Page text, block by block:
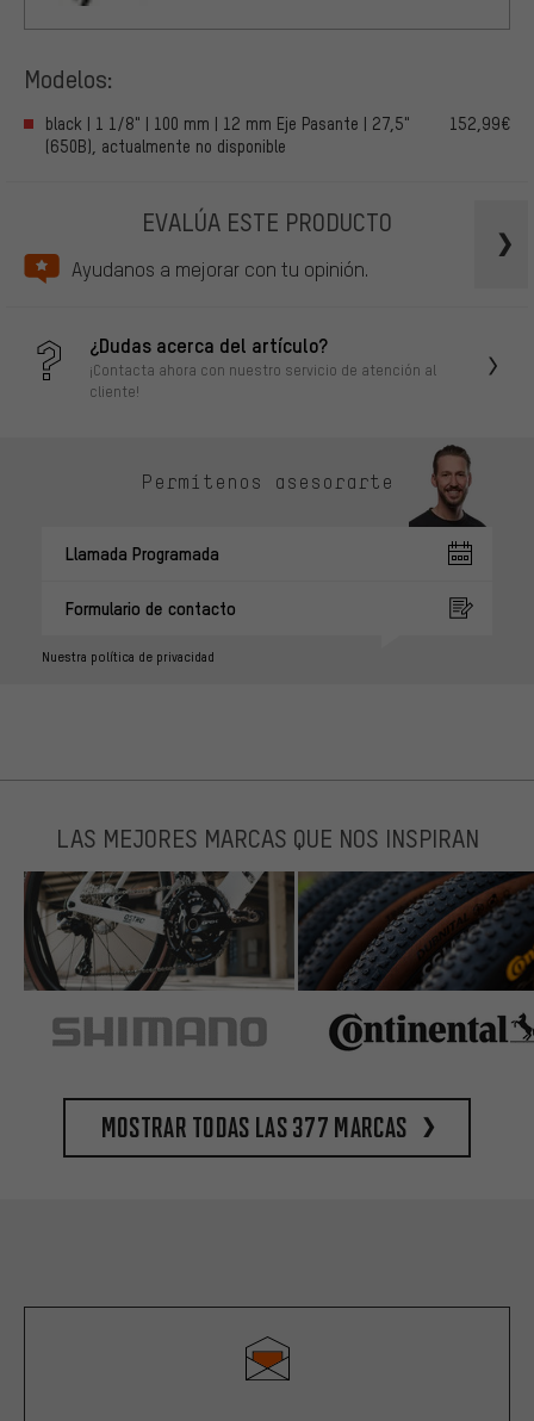
Modelos:
black | 1 1/8" | 100 mm | 12 mm Eje Pasante | 27,5"
(650B), actualmente no disponible
152,99€
EVALÚA ESTE PRODUCTO
Ayudanos a mejorar con tu opinión.
¿Dudas acerca del artículo?
¡Contacta ahora con nuestro servicio de atención al
cliente!
Permítenos asesorarte
Llamada Programada
Formulario de contacto
Nuestra política de privacidad
LAS MEJORES MARCAS QUE NOS INSPIRAN
Mostrar todas las 377 marcas